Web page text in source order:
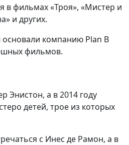
в фильмах «Троя», «Мистер и
и других.
компанию Plan B
фильмов.
Энистон, а в 2014 году
детей, трое из которых
с Инес де Рамон, а в